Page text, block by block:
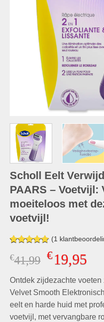
Scholl Eelt
PAARS – Voetvijl:
moeiteloos met
voetvijl!
Gewaardeerd
5.00op 5
gebaseerd
waardering
(1
€41,99
was:
€41,99.
€19,95
is:
Ontdek zijdezachte voeten
Velvet Smooth
eelt en harde huid met
voetvijl, met vervangbare